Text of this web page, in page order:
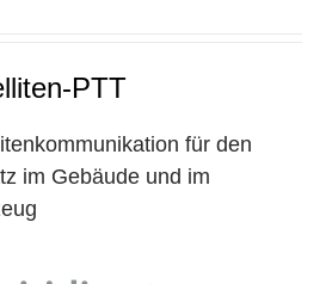
PTT
für den
im Gebäude und im